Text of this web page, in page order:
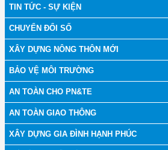
TIN TỨC - SỰ KIỆN
CHUYỂN ĐỔI SỐ
XÂY DỰNG NÔNG THÔN MỚI
BẢO VỆ MÔI TRƯỜNG
AN TOÀN CHO PN&TE
AN TOÀN GIAO THÔNG
XÂY DỰNG GIA ĐÌNH HẠNH PHÚC